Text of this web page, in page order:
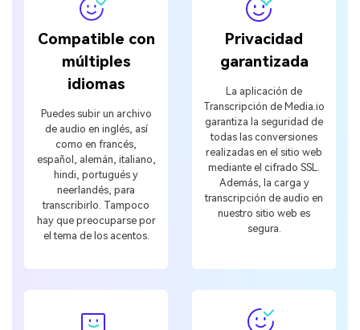
Compatible con
múltiples
idiomas
Puedes subir un archivo
de audio en inglés, así
como en francés,
español, alemán, italiano,
hindi, portugués y
neerlandés, para
transcribirlo. Tampoco
hay que preocuparse por
el tema de los acentos.
Privacidad
garantizada
La aplicación de
Transcripción de Media.io
garantiza la seguridad de
todas las conversiones
realizadas en el sitio web
mediante el cifrado SSL.
Además, la carga y
transcripción de audio en
nuestro sitio web es
segura.